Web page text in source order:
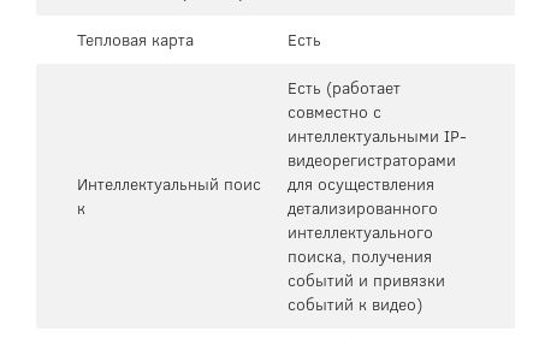
Тепловая карта Есть
Интеллектуальный поис
к
Есть (работает
совместно с
интеллектуальными IP-
видеорегистраторами
для осуществления
детализированного
интеллектуального
поиска, получения
событий и привязки
событий к видео)